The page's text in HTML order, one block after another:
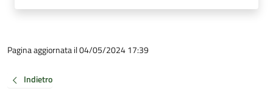
Pagina aggiornata il 04/05/2024 17:39
Indietro